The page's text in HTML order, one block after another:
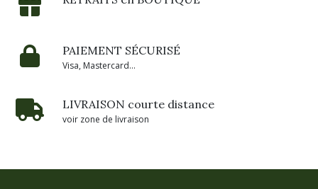
PAIEMENT SÉCURISÉ
Visa, Mastercard...
LIVRAISON courte distance
voir zone de livraison